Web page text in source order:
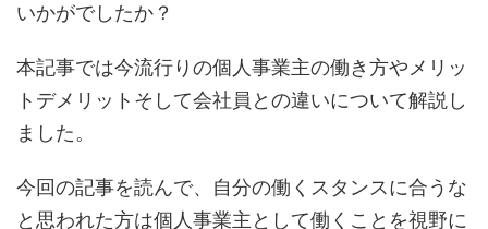
いかがでしたか？
本記事では今流行りの個人事業主の働き方やメリッ
トデメリットそして会社員との違いについて解説し
ました。
今回の記事を読んで、自分の働くスタンスに合うな
と思われた方は個人事業主として働くことを視野に